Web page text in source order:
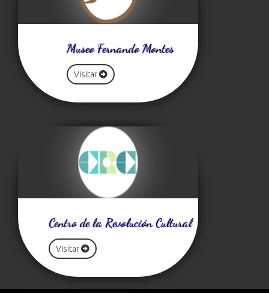
Museo Fernando Montes
Visitar
Centro de la Revolución Cultural
Visitar